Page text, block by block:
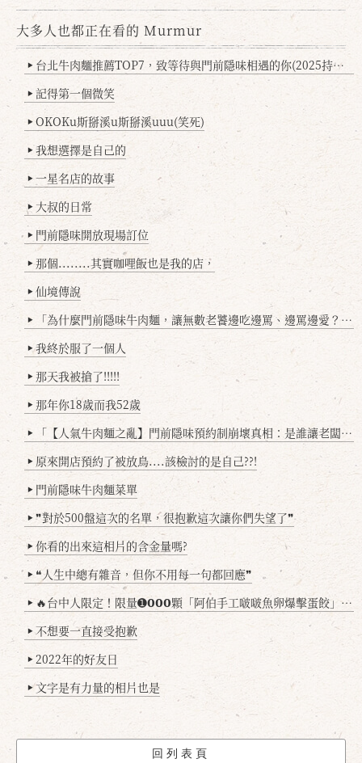
大多人也都正在看的 Murmur
▶ 台北牛肉麵推薦TOP7，致等待與門前隱味相遇的你(2025持續更新
▶ 記得第一個微笑
▶ OKOKu斯掰溪u斯掰溪uuu(笑死)
▶ 我想選擇是自己的
▶ 一星名店的故事
▶ 大叔的日常
▶ 門前隱味開放現場訂位
▶ 那個........其實咖哩飯也是我的店，
▶ 仙境傳說
▶ 「為什麼門前隱味牛肉麵，讓無數老饕邊吃邊罵、邊罵邊愛？小辣雞揭密！」
▶ 我終於服了一個人
▶ 那天我被搶了!!!!!
▶ 那年你18歲而我52歲
▶ 「【人氣牛肉麵之亂】門前隱味預約制崩壞真相：是誰讓老闆心灰意冷？」
▶ 原來開店預約了被放鳥....該檢討的是自己??!
▶ 門前隱味牛肉麵菜單
▶ ❞對於500盤這次的名單，很抱歉這次讓你們失望了❞
▶ 你看的出來這相片的含金量嗎?
▶ ❝人生中總有雜音，但你不用每一句都回應❞
▶ 🔥台中人限定！限量➊𝟬𝟬𝟬顆「阿伯手工啵啵魚卵爆擊蛋餃」台北已被搶爆2萬顆，最後名額門前隱味只留給你！🥟💥
▶ 不想要一直接受抱歉
▶ 2022年的好友日
▶ 文字是有力量的相片也是
回列表頁